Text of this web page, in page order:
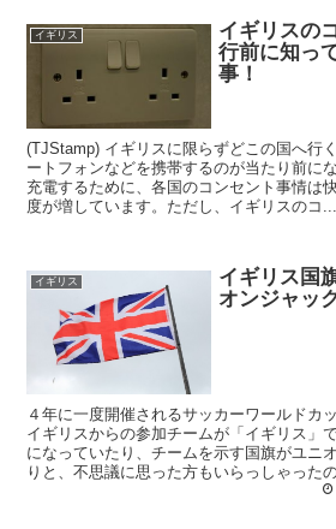
イギリス
イギリスの
行前に知っ
事！
(TJStamp) イギリスに限らずどこの国へ行
ートフォンなどを携帯するのが当たり前に
充電するために、各国のコンセント事情は
度が増しています。ただし、イギリスのコ...
イギリス
イギリス国
オンジャッ
４年に一度開催されるサッカーワールドカ
イギリスからの参加チームが「イギリス」
になっていたり、チームを示す国旗がユニ
りと、不思議に思った方もいらっしゃった